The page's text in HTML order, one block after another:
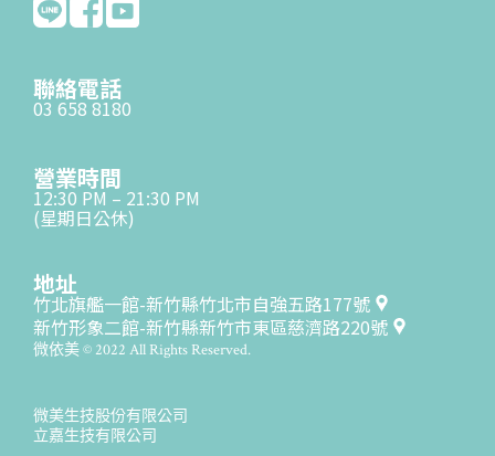
聯絡電話
03 658 8180
營業時間
12:30 PM – 21:30 PM
(星期日公休)
地址
竹北旗艦一館-新竹縣竹北市自強五路177號
新竹形象二館-新竹縣新竹市東區慈濟路220號
微依美 © 2022 All Rights Reserved.
微美生技股份有限公司
立嘉生技有限公司